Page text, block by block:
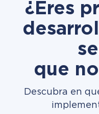
¿Eres
que
Descubra en